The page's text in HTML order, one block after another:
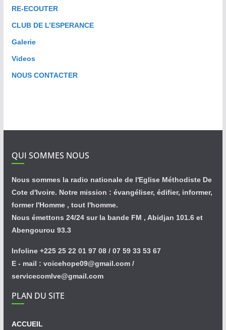
RE-ECOUTER
CLUB DE L’ESPERANCE
Galerie
Videos
NOUS CONTACTER
QUI SOMMES NOUS
Nous sommes la radio nationale de l'Eglise Méthodiste De
Cote d'Ivoire. Notre mission : évangéliser, édifier, informer,
former l'Homme , tout l'homme.
Nous émettons 24/24 sur la bande FM , Abidjan 101.6 et
Abengourou 93.3
Infoline +225 25 22 01 97 08 / 07 59 33 53 67
E - mail : voicehope09@gmail.com /
servicecomlve@gmail.com
PLAN DU SITE
ACCUEIL